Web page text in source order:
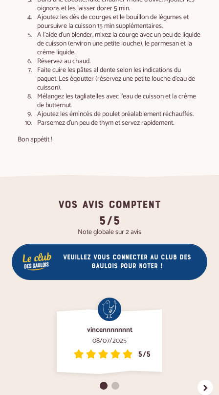
oignons et les laisser dorer 5 min.
Ajoutez les dés de courges et le bouillon de légumes et
poursuivre la cuisson 15 min supplémentaires.
A l’aide d’un blender, mixez la courge avec un peu de liquide
de cuisson (environ une petite louche), le parmesan et la
crème liquide.
Réservez au chaud.
Faite cuire les pâtes al dente selon les indications du
paquet. Les égoutter (réservez une petite louche d’eau de
cuisson).
Mélangez les tagliatelles avec l’eau de cuisson et la crème
de butternut.
Ajoutez les émincés de poulet préalablement réchauffés.
Parsemez d’un peu de thym et servez rapidement.
Bon appétit !
VOS AVIS COMPTENT
5/5
Note globale sur 2 avis
Veuillez vous connecter au club des
gaulois pour noter !
vincennnnnnnt
08/07/2025
5/5